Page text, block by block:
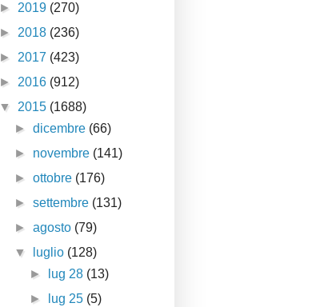
► 2019 (270)
► 2018 (236)
► 2017 (423)
► 2016 (912)
▼ 2015 (1688)
►dicembre (66)
► novembre (141)
►ottobre (176)
►settembre (131)
►agosto (79)
▼
luglio (128)
►
lug 28 (13)
►
lug 25 (5)